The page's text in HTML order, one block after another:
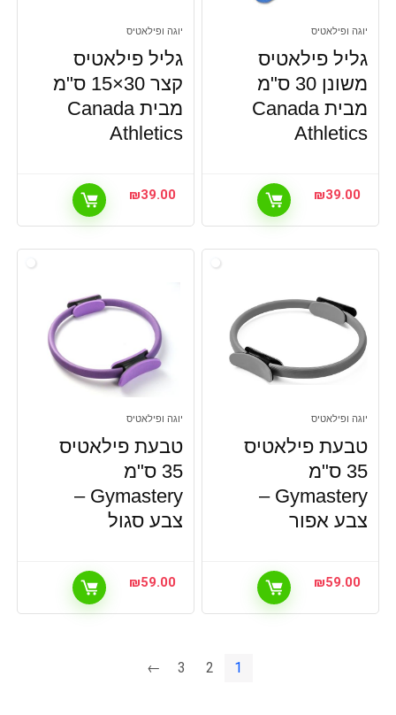
יוגה ופילאטיס
גליל פילאטיס
משונן 30 ס"מ
מבית Canada
Athletics
₪39.00
יוגה ופילאטיס
גליל פילאטיס
קצר 30×15 ס"מ
מבית Canada
Athletics
₪39.00
יוגה ופילאטיס
טבעת פילאטיס
35 ס"מ
Gymastery –
צבע אפור
₪59.00
יוגה ופילאטיס
טבעת פילאטיס
35 ס"מ
Gymastery –
צבע סגול
₪59.00
1
2
3
←